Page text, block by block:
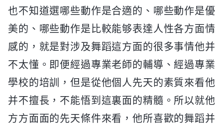
也不知道選哪些動作是合適的、哪些動作是優
美的、哪些動作是比較能够表達人性各方面情
感的，就是對涉及舞蹈這方面的很多事情他并
不太懂。即便經過專業老師的輔導、經過專業
學校的培訓，但是從他個人先天的素質來看他
并不擅長，不能悟到這裏面的精髓。所以就他
方方面面的先天條件來看，他所喜歡的舞蹈并